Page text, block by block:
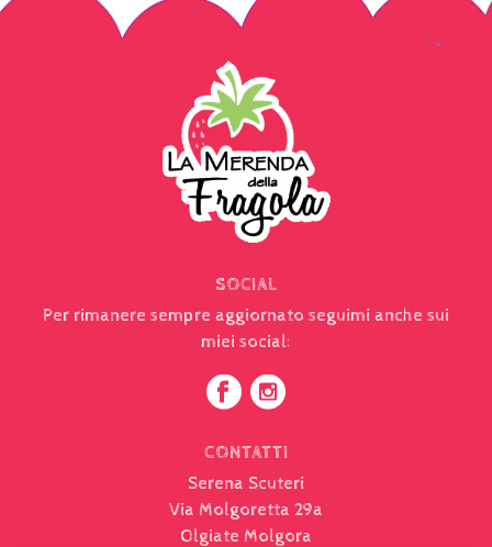
SOCIAL
Per rimanere sempre aggiornato seguimi anche sui
miei social:
CONTATTI
Serena Scuteri
Via Molgoretta 29a
Olgiate Molgora